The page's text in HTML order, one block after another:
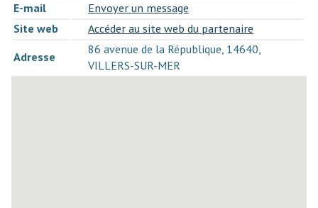
E-mail
Envoyer un message
Site web
Accéder au site web du partenaire
Adresse
86 avenue de la République, 14640,
VILLERS-SUR-MER